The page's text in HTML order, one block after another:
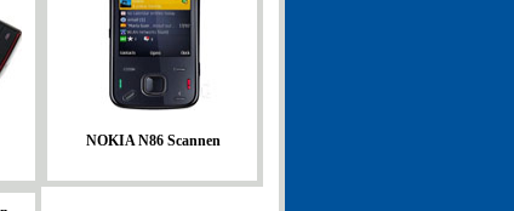
NOKIA N86 Scannen